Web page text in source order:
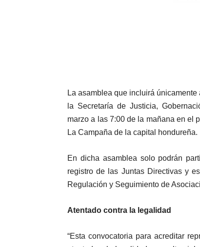
La asamblea que incluirá
la Secretaría de Justicia,
marzo a las 7:00 de la mañana en el
La Campaña de la capital hondureña.
En dicha asamblea solo podrán
registro de las Juntas Directivas y
Regulación y Seguimiento de
Atentado contra la legalidad
“Esta convocatoria para acreditar